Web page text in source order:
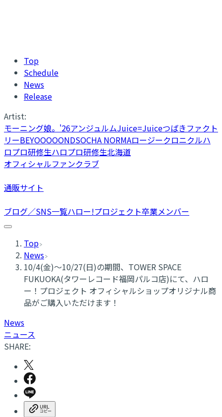
Top
Schedule
News
Release
Artist:
モーニング娘。'26アンジュルムJuice=Juiceつばきファクト
リーBEYOOOOONDSOCHA NORMAロージークロニクルハ
ロプロ研修生ハロプロ研修生北海道
オフィシャルファンクラブ
通販サイト
ブログ／SNS一覧ハロー!プロジェクト卒業メンバー
Top
News
10/4(金)～10/27(日)の期間、TOWER SPACE
FUKUOKA(タワーレコード福岡パルコ店)にて、ハロ
ー！プロジェクト オフィシャルショップオリジナル商
品がご購入いただけます！
News
ニュース
SHARE: